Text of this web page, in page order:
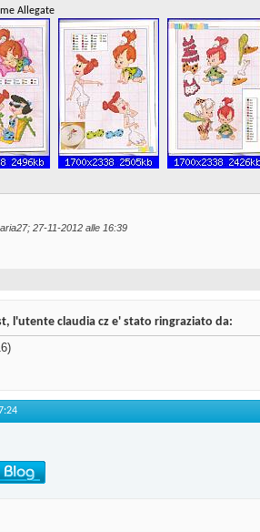
Allegate
27-11-2012 alle 16:39
l'utente claudia cz e' stato ringraziato da: